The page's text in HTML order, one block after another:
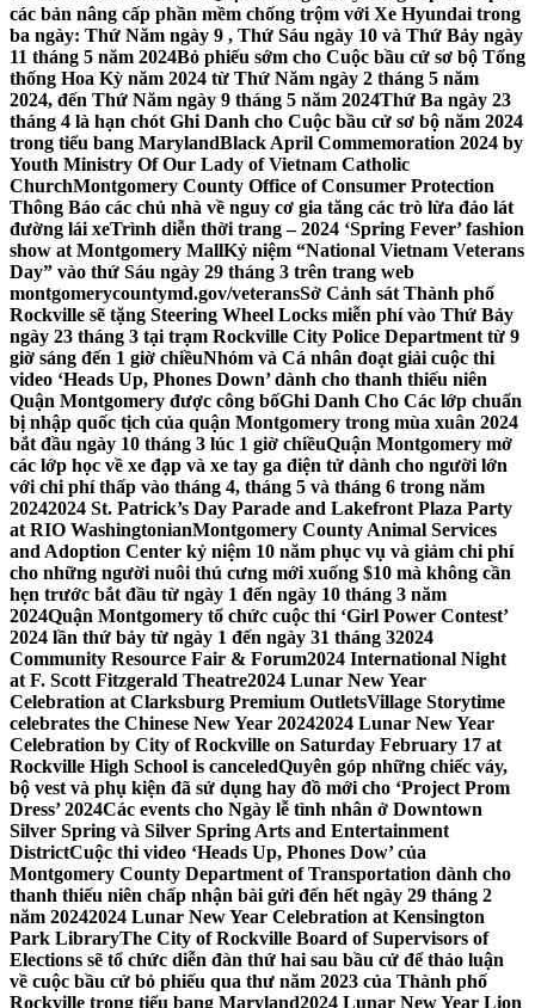
các bản nâng cấp phần mềm chống trộm với Xe Hyundai trong
ba ngày: Thứ Năm ngày 9 , Thứ Sáu ngày 10 và Thứ Bảy ngày
11 tháng 5 năm 2024Bỏ phiếu sớm cho Cuộc bầu cử sơ bộ Tổng
thống Hoa Kỳ năm 2024 từ Thứ Năm ngày 2 tháng 5 năm
2024, đến Thứ Năm ngày 9 tháng 5 năm 2024Thứ Ba ngày 23
tháng 4 là hạn chót Ghi Danh cho Cuộc bầu cử sơ bộ năm 2024
trong tiểu bang MarylandBlack April Commemoration 2024 by
Youth Ministry Of Our Lady of Vietnam Catholic
ChurchMontgomery County Office of Consumer Protection
Thông Báo các chủ nhà về nguy cơ gia tăng các trò lừa đảo lát
đường lái xeTrình diễn thời trang – 2024 ‘Spring Fever’ fashion
show at Montgomery MallKỷ niệm “National Vietnam Veterans
Day” vào thứ Sáu ngày 29 tháng 3 trên trang web
montgomerycountymd.gov/veteransSở Cảnh sát Thành phố
Rockville sẽ tặng Steering Wheel Locks miễn phí vào Thứ Bảy
ngày 23 tháng 3 tại trạm Rockville City Police Department từ 9
giờ sáng đến 1 giờ chiềuNhóm và Cá nhân đoạt giải cuộc thi
video ‘Heads Up, Phones Down’ dành cho thanh thiếu niên
Quận Montgomery được công bốGhi Danh Cho Các lớp chuẩn
bị nhập quốc tịch của quận Montgomery trong mùa xuân 2024
bắt đầu ngày 10 tháng 3 lúc 1 giờ chiềuQuận Montgomery mở
các lớp học về xe đạp và xe tay ga điện tử dành cho người lớn
với chi phí thấp vào tháng 4, tháng 5 và tháng 6 trong năm
20242024 St. Patrick’s Day Parade and Lakefront Plaza Party
at RIO WashingtonianMontgomery County Animal Services
and Adoption Center kỷ niệm 10 năm phục vụ và giảm chi phí
cho những người nuôi thú cưng mới xuống $10 mà không cần
hẹn trước bắt đầu từ ngày 1 đến ngày 10 tháng 3 năm
2024Quận Montgomery tổ chức cuộc thi ‘Girl Power Contest’
2024 lần thứ bảy từ ngày 1 đến ngày 31 tháng 32024
Community Resource Fair & Forum2024 International Night
at F. Scott Fitzgerald Theatre2024 Lunar New Year
Celebration at Clarksburg Premium OutletsVillage Storytime
celebrates the Chinese New Year 20242024 Lunar New Year
Celebration by City of Rockville on Saturday February 17 at
Rockville High School is canceledQuyên góp những chiếc váy,
bộ vest và phụ kiện đã sử dụng hay đồ mới cho ‘Project Prom
Dress’ 2024Các events cho Ngày lễ tình nhân ở Downtown
Silver Spring và Silver Spring Arts and Entertainment
DistrictCuộc thi video ‘Heads Up, Phones Dow’ của
Montgomery County Department of Transportation dành cho
thanh thiếu niên chấp nhận bài gửi đến hết ngày 29 tháng 2
năm 20242024 Lunar New Year Celebration at Kensington
Park LibraryThe City of Rockville Board of Supervisors of
Elections sẽ tổ chức diễn đàn thứ hai sau bầu cử để thảo luận
về cuộc bầu cử bỏ phiếu qua thư năm 2023 của Thành phố
Rockville trong tiểu bang Maryland2024 Lunar New Year Lion